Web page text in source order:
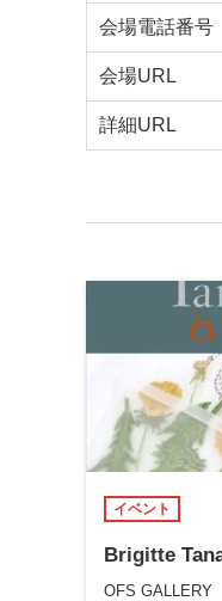
会場電話番号
会場URL
詳細URL
イベント
Brigitte
OFS GALLERY